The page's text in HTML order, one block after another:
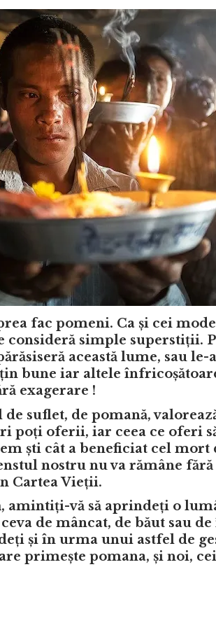
fac pomeni. Ca și cei
consideră simple superstiții.
această lume, sau
bune iar altele
exagerare !
suflet, de pomană,
poți oferii, iar ceea ce oferi
ști cât a beneficiat cel mort
nostru nu va rămâne
Cartea Vieții.
amintiți-vă să aprindeți o
de mâncat, de băut sau
și în urma unui astfel de
primește pomana, și noi,